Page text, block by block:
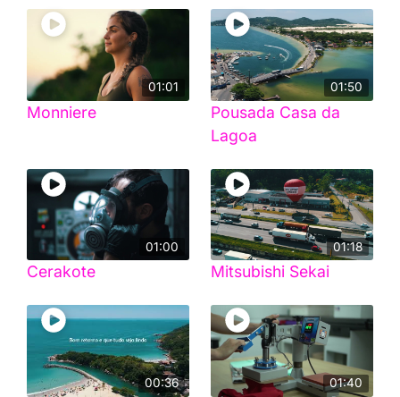
01:01
Monniere
01:50
Pousada Casa da
Lagoa
01:00
Cerakote
01:18
Mitsubishi Sekai
00:36 01:40